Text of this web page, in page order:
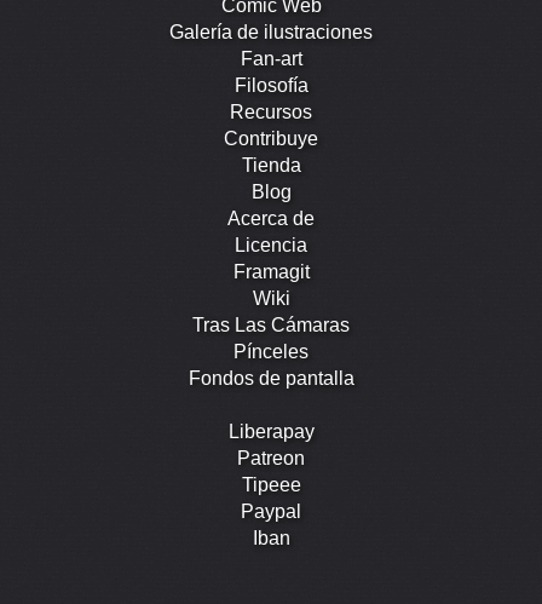
Cómic Web
Galería de ilustraciones
Fan-art
Filosofía
Recursos
Contribuye
Tienda
Blog
Acerca de
Licencia
Framagit
Wiki
Tras Las Cámaras
Pínceles
Fondos de pantalla
Liberapay
Patreon
Tipeee
Paypal
Iban